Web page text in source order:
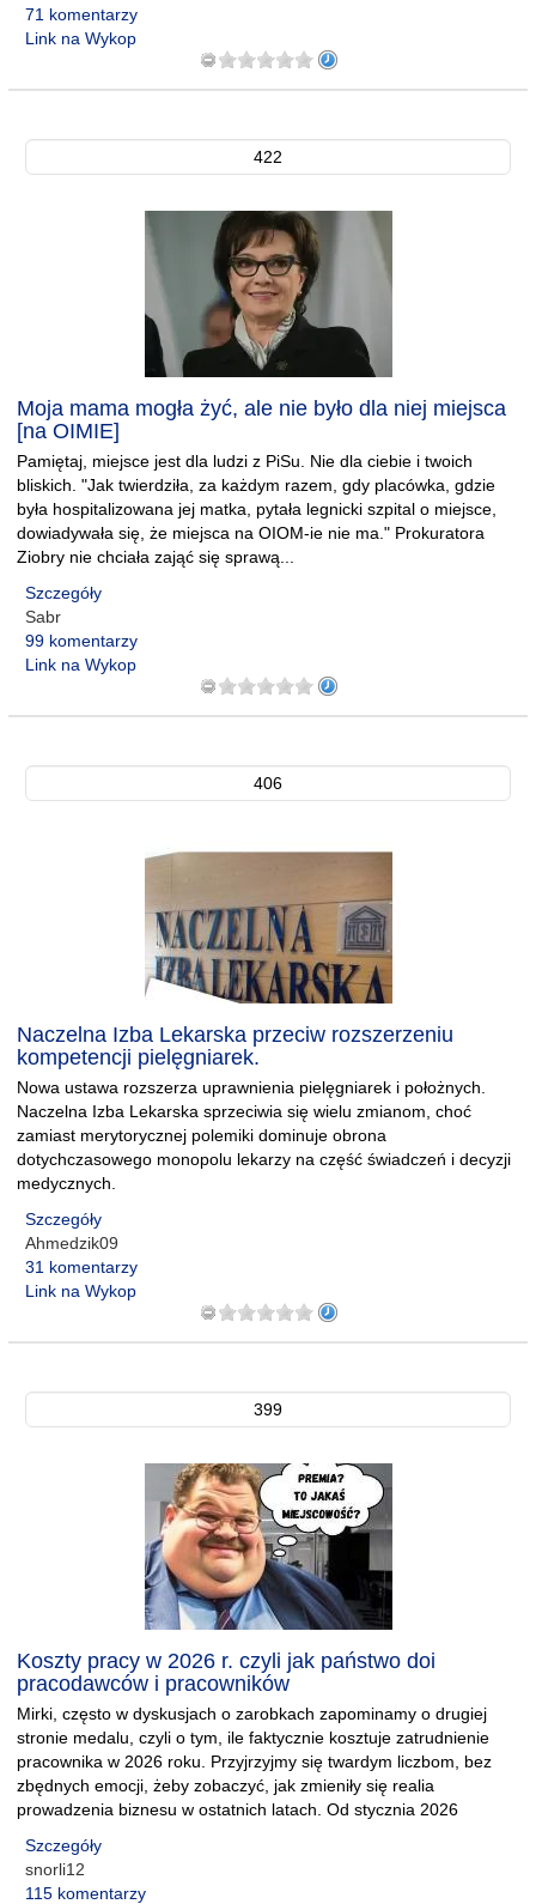
71 komentarzy
Link na Wykop
422
Moja mama mogła żyć, ale nie było dla niej miejsca
[na OIMIE]
Pamiętaj, miejsce jest dla ludzi z PiSu. Nie dla ciebie i twoich
bliskich. "Jak twierdziła, za każdym razem, gdy placówka, gdzie
była hospitalizowana jej matka, pytała legnicki szpital o miejsce,
dowiadywała się, że miejsca na OIOM-ie nie ma." Prokuratora
Ziobry nie chciała zająć się sprawą...
Szczegóły
Sabr
99 komentarzy
Link na Wykop
406
Naczelna Izba Lekarska przeciw rozszerzeniu
kompetencji pielęgniarek.
Nowa ustawa rozszerza uprawnienia pielęgniarek i położnych.
Naczelna Izba Lekarska sprzeciwia się wielu zmianom, choć
zamiast merytorycznej polemiki dominuje obrona
dotychczasowego monopolu lekarzy na część świadczeń i decyzji
medycznych.
Szczegóły
Ahmedzik09
31 komentarzy
Link na Wykop
399
Koszty pracy w 2026 r. czyli jak państwo doi
pracodawców i pracowników
Mirki, często w dyskusjach o zarobkach zapominamy o drugiej
stronie medalu, czyli o tym, ile faktycznie kosztuje zatrudnienie
pracownika w 2026 roku. Przyjrzyjmy się twardym liczbom, bez
zbędnych emocji, żeby zobaczyć, jak zmieniły się realia
prowadzenia biznesu w ostatnich latach. Od stycznia 2026
Szczegóły
snorli12
115 komentarzy